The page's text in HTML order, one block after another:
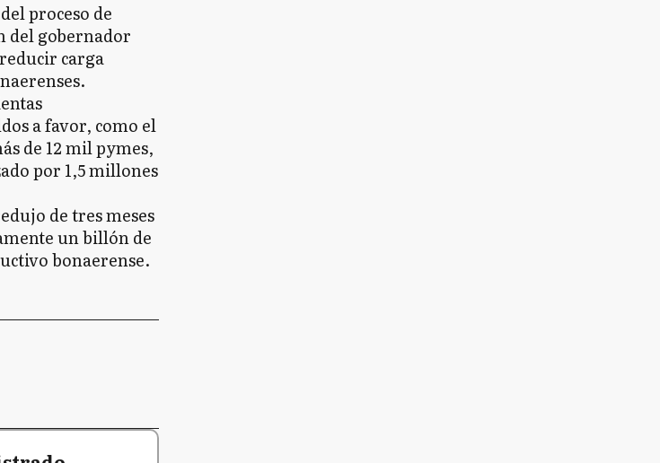
proceso de
del gobernador
carga
a favor, como el
de 12 mil pymes,
por 1,5 millones
de tres meses
un billón de
bonaerense.